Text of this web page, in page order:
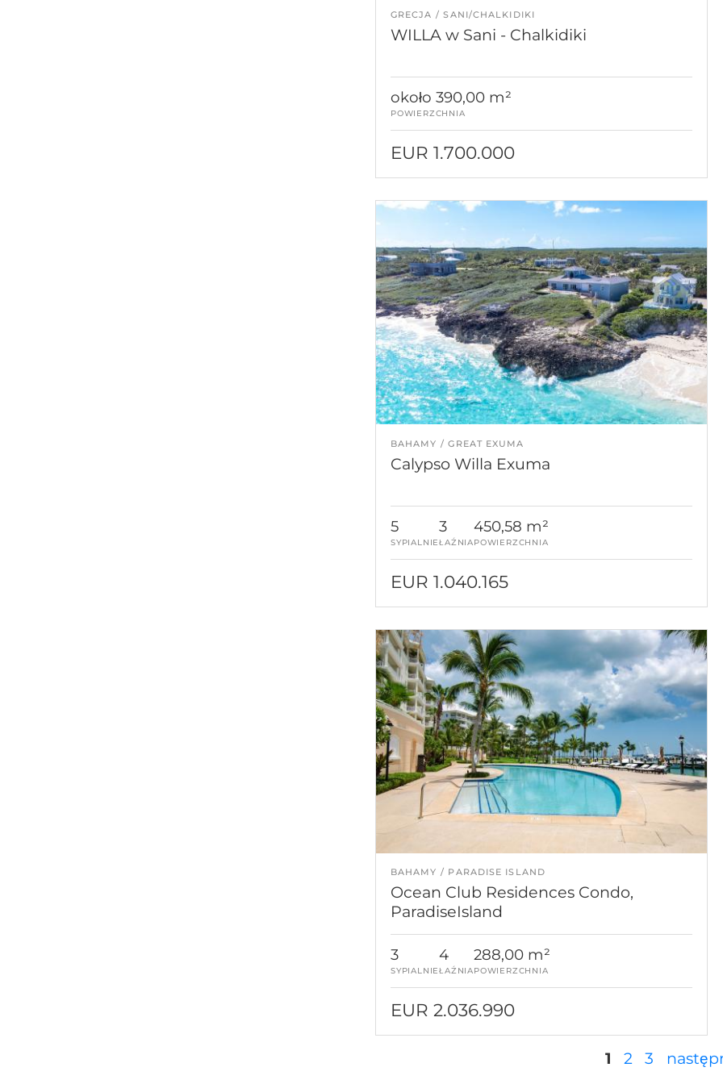
GRECJA SANI/CHALKIDIKI
WILLA w Sani - Chalkidiki
około 390,00 m²
POWIERZCHNIA
EUR 1.700.000
BAHAMY GREAT EXUMA
Calypso Willa Exuma
5
SYPIALNIE
3
ŁAŹNIA
450,58 m²
POWIERZCHNIA
EUR 1.040.165
BAHAMY PARADISE ISLAND
Ocean Club Residences Condo,
ParadiseIsland
3
SYPIALNIE
4
ŁAŹNIA
288,00 m²
POWIERZCHNIA
EUR 2.036.990
1 2 3